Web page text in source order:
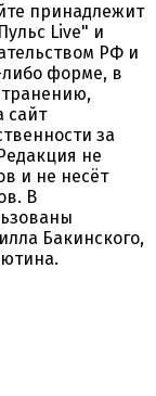
принадлежит
Live" и
РФ и
форме, в
сайт
за
не
и не несёт
В
Бакинского,